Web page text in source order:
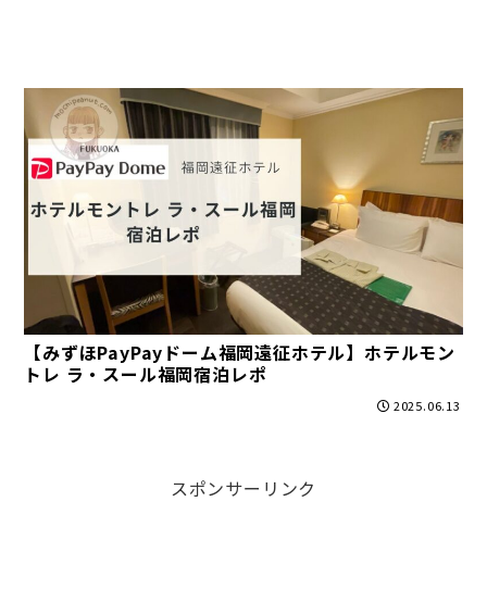
【みずほPayPayドーム福岡遠征ホテル】ホテルモン
トレ ラ・スール福岡宿泊レポ
2025.06.13
スポンサーリンク